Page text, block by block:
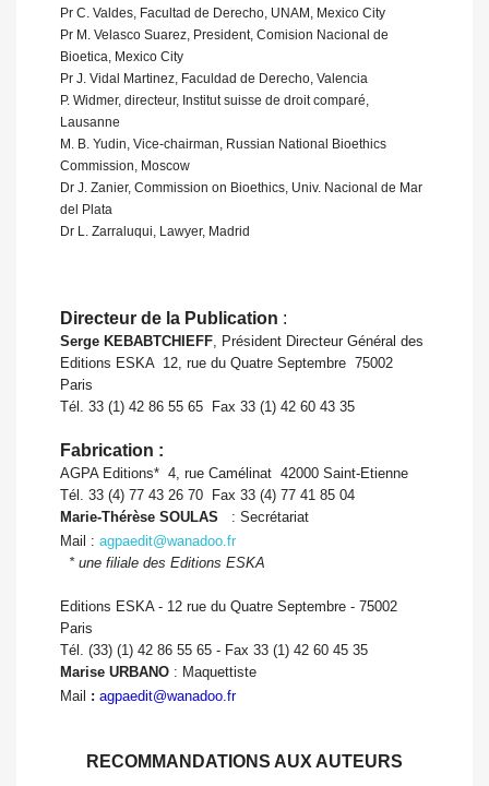
Pr C. Valdes, Facultad de Derecho, UNAM, Mexico City
Pr M. Velasco Suarez, President, Comision Nacional de
Bioetica, Mexico City
Pr J. Vidal Martinez, Faculdad de Derecho, Valencia
P. Widmer, directeur, Institut suisse de droit comparé,
Lausanne
M. B. Yudin, Vice-chairman, Russian National Bioethics
Commission, Moscow
Dr J. Zanier, Commission on Bioethics, Univ. Nacional de Mar
del Plata
Dr L. Zarraluqui, Lawyer, Madrid
Directeur de la Publication :
Serge KEBABTCHIEFF, Président Directeur Général des
Editions ESKA  12, rue du Quatre Septembre  75002
Paris
Tél. 33 (1) 42 86 55 65  Fax 33 (1) 42 60 43 35
Fabrication :
AGPA Editions*  4, rue Camélinat  42000 Saint-Etienne
Tél. 33 (4) 77 43 26 70  Fax 33 (4) 77 41 85 04
Marie-Thérèse SOULAS : Secrétariat
Mail : agpaedit@wanadoo.fr
* une filiale des Editions ESKA
Editions ESKA - 12 rue du Quatre Septembre - 75002
Paris
Tél. (33) (1) 42 86 55 65 - Fax 33 (1) 42 60 45 35
Marise URBANO : Maquettiste
Mail : agpaedit@wanadoo.fr
RECOMMANDATIONS AUX AUTEURS